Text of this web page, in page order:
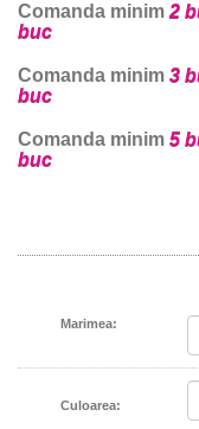
Comanda minim 2
buc
Comanda minim 3
buc
Comanda minim 5
buc
Marimea:
Culoarea: